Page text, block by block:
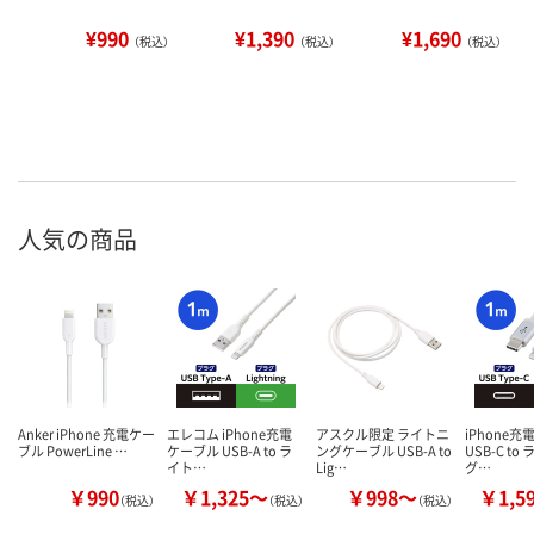
¥990 （税込） ¥1,390 （税込） ¥1,690 （税込）
人気の商品
Anker iPhone 充電ケー
ブル PowerLine …
￥990（税込）
エレコム iPhone充電
ケーブル USB-A to ラ
イト…
￥1,325～（税込）
アスクル限定 ライトニ
ングケーブル USB-A to
Lig…
￥998～（税込）
iPhone充
USB-C to
グ…
￥